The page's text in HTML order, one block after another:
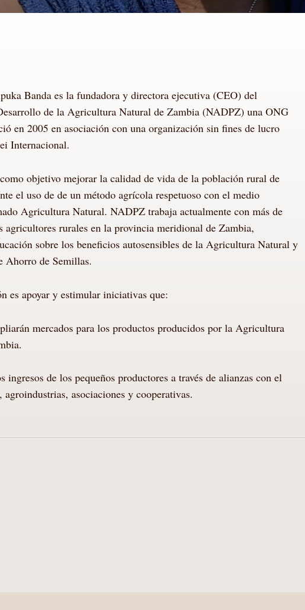
Banda es la fundadora y directora ejecutiva (CEO) del
de la Agricultura Natural de Zambia (NADPZ) una ONG
en 2005 en asociación con una organización sin fines de lucro
Internacional.
objetivo mejorar la calidad de vida de la población rural de
el uso de de un método agrícola respetuoso con el medio
Agricultura Natural. NADPZ trabaja actualmente con más de
agricultores rurales en la provincia meridional de Zambia,
sobre los beneficios autosensibles de la Agricultura Natural y
Ahorro de Semillas.
es apoyar y estimular iniciativas que:
mercados para los productos producidos por la Agricultura
ingresos de los pequeños productores a través de alianzas con el
agroindustrias, asociaciones y cooperativas.